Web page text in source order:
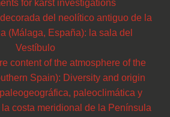
for karst investigations
del neolítico antiguo de la
(Málaga, España): la sala del
Vestíbulo
content of the atmosphere of the
Spain): Diversity and origin
paleoclimática y
costa meridional de la Península